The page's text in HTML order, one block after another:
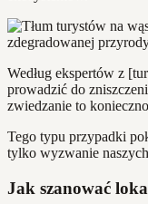
Według ekspertów z
prowadzić do
zwiedzanie to
Tego typu przypadki
tylko wyzwanie
Jak szanować